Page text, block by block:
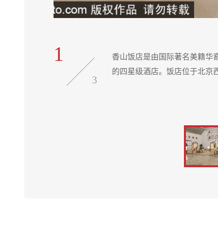
1
3
香山饭店是由国际著名美籍华
的四星级酒店。饭店位于北京